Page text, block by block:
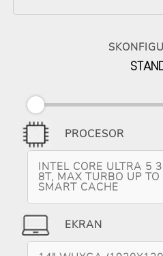
PROCESOR
INTEL CORE ULTRA 5
8T, MAX TURBO UP
SMART CACHE
EKRAN